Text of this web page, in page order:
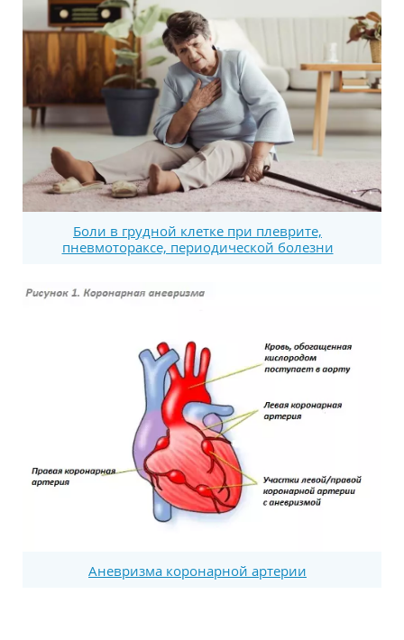
Боли в грудной клетке при плеврите,
пневмотораксе, периодической болезни
Аневризма коронарной артерии